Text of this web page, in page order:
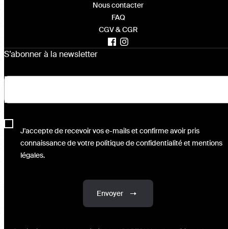
Nous contacter
FAQ
CGV & CGR
S’abonner à la newsletter
J'accepte de recevoir vos e-mails et confirme avoir pris
connaissance de votre politique de confidentialité et mentions
légales.
Envoyer